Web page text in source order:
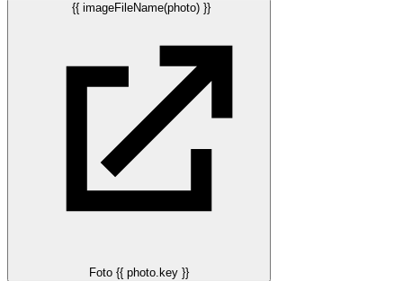
{{ imageFileName(photo) }}
Foto {{ photo.key }}